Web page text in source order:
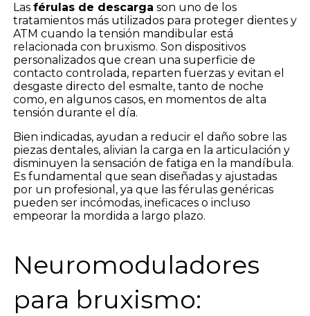
Las férulas de descarga son uno de los
tratamientos más utilizados para proteger dientes y
ATM cuando la tensión mandibular está
relacionada con bruxismo. Son dispositivos
personalizados que crean una superficie de
contacto controlada, reparten fuerzas y evitan el
desgaste directo del esmalte, tanto de noche
como, en algunos casos, en momentos de alta
tensión durante el día.
Bien indicadas, ayudan a reducir el daño sobre las
piezas dentales, alivian la carga en la articulación y
disminuyen la sensación de fatiga en la mandíbula.
Es fundamental que sean diseñadas y ajustadas
por un profesional, ya que las férulas genéricas
pueden ser incómodas, ineficaces o incluso
empeorar la mordida a largo plazo.
Neuromoduladores
para bruxismo: